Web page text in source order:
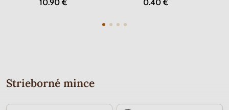
10.90 € 0.40 €
Strieborné mince